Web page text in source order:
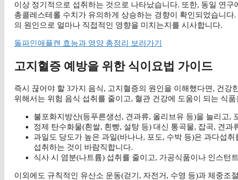
이상 정기적으로 섭취하는 것으로 나타났습니다. 또한, 동일 연
총콜레스테롤 수치가 유의하게 상승하는 경향이 확인되었습니
의 원인으로 얼마나 직접적인 영향을 미치는지를 시사합니다.
돌파인애플캔 효능과 영양 총정리 보러가기
고지혈증 예방을 위한 식이요법 가이드
즉시 끊어야 할 3가지 음식, 고지혈증의 원인을 이해했다면, 건
위해서는 위험 음식 섭취를 줄이고, 혈관 건강에 도움이 되는 식
불포화지방산(등푸른생선, 견과류, 올리브유 등)을 늘리고,
정제 탄수화물(흰쌀, 흰빵, 설탕 등) 대신 통곡물, 잡곡, 견
과일도 당도가 높은 과일(바나나, 포도, 수박 등)은 과다섭
섭취하는 것이 바람직합니다.
식사 시 염분(나트륨) 섭취를 줄이고, 가공식품이나 인스턴
이외에도 규칙적인 유산소 운동(걷기, 자전거, 수영 등)과 체중조